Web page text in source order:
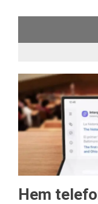
Hem